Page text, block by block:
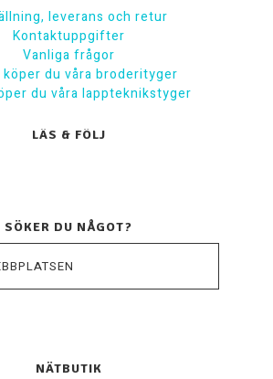
leverans och retur
Kontaktuppgifter
Vanliga frågor
köper du våra broderityger
du våra lappteknikstyger
LÄS & FÖLJ
SÖKER DU NÅGOT?
NÄTBUTIK